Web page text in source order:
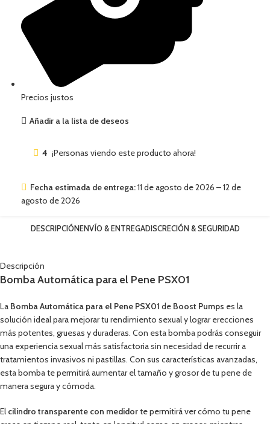
Precios justos
Añadir a la lista de deseos
4 ¡Personas viendo este producto ahora!
Fecha estimada de entrega:11 de agosto de 2026 – 12 de
agosto de 2026
DESCRIPCIÓNENVÍO & ENTREGADISCRECIÓN & SEGURIDAD
Descripción
Bomba Automática para el Pene PSX01
La Bomba Automática para el Pene PSX01 de Boost Pumps es la
solución ideal para mejorar tu rendimiento sexual y lograr erecciones
más potentes, gruesas y duraderas. Con esta bomba podrás conseguir
una experiencia sexual más satisfactoria sin necesidad de recurrir a
tratamientos invasivos ni pastillas. Con sus características avanzadas,
esta bomba te permitirá aumentar el tamaño y grosor de tu pene de
manera segura y cómoda.
El cilindro transparente con medidorte permitirá ver cómo tu pene